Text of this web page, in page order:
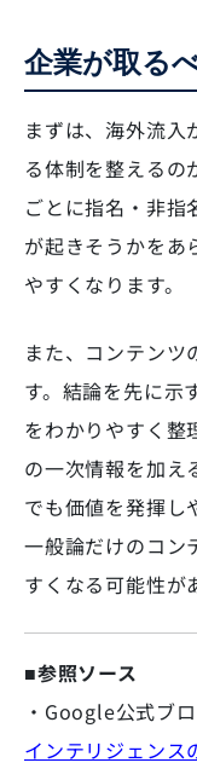
企業が取る
まずは、海外流入
る体制を整えるの
ごとに指名・非指
が起きそうかをあ
やすくなります。
また、コンテンツ
す。結論を先に示
をわかりやすく整
の一次情報を加え
でも価値を発揮し
一般論だけのコン
すくなる可能性が
■参照ソース
・Google公式ブ
インテリジェンス